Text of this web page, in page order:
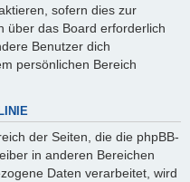
sofern dies zur
über das Board erforderlich
Benutzer dich
persönlichen Bereich
der Seiten, die die phpBB-
in anderen Bereichen
Daten verarbeitet, wird